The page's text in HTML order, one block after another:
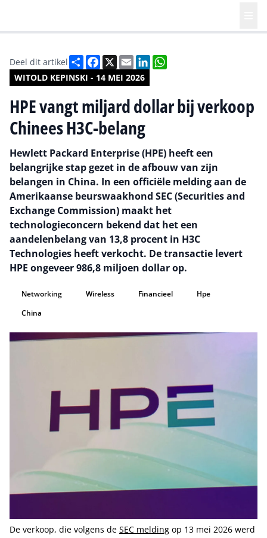
WITOLD KEPINSKI - 14 MEI 2026
Deel dit artikel DeelFacebook
X EmailLinkedIn
HPE vangt miljard dollar bij verkoop
Chinees H3C-belang
Hewlett Packard Enterprise (HPE) heeft een
belangrijke stap gezet in de afbouw van zijn
belangen in China. In een officiële melding aan de
Amerikaanse beurswaakhond SEC (Securities and
Exchange Commission) maakt het
technologieconcern bekend dat het een
aandelenbelang van 13,8 procent in H3C
Technologies heeft verkocht. De transactie levert
HPE ongeveer 986,8 miljoen dollar op.
Networking Wireless Financieel
Hpe
China
De verkoop, die volgens de SEC melding op 13 mei 2026 werd